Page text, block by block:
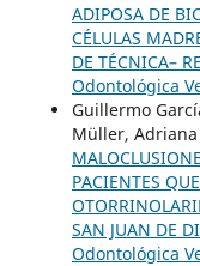
ADIPOSA DE
CÉLULAS
DE TÉCNICA–
Odontológica
Guillermo
Müller,
PACIENTES
SAN JUAN DE
Odontológica